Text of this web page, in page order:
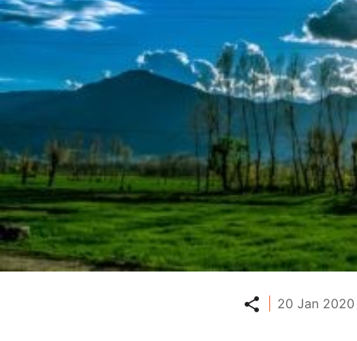
Partager
20 Jan